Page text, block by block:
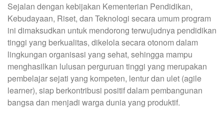
Sejalan dengan kebijakan Kementerian Pendidikan,
Kebudayaan, Riset, dan Teknologi secara umum program
ini dimaksudkan untuk mendorong terwujudnya pendidikan
tinggi yang berkualitas, dikelola secara otonom dalam
lingkungan organisasi yang sehat, sehingga mampu
menghasilkan lulusan perguruan tinggi yang merupakan
pembelajar sejati yang kompeten, lentur dan ulet (agile
learner), siap berkontribusi positif dalam pembangunan
bangsa dan menjadi warga dunia yang produktif.